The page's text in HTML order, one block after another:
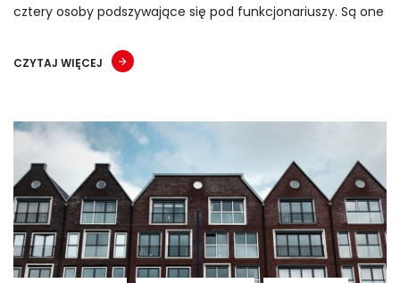
cztery osoby podszywające się pod funkcjonariuszy. Są one
CZYTAJ WIĘCEJ